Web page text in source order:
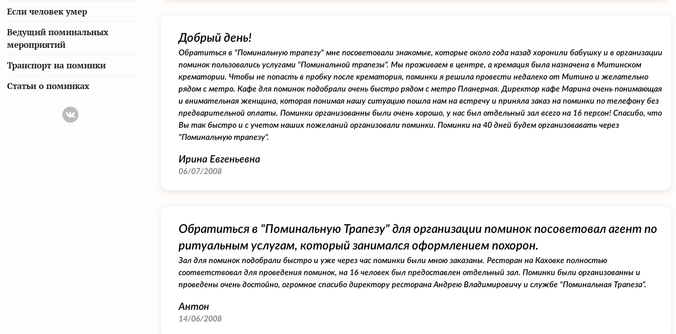
Если человек умер
Ведущий поминальных
мероприятий
Транспорт на поминки
Статьи о поминках
Добрый день!
Обратиться в "Поминальную трапезу" мне посоветовали знакомые, которые около года назад хоронили бабушку и в организации
поминок пользовались услугами "Поминальной трапезы". Мы проживаем в центре, а кремация была назначена в Митинском
крематории. Чтобы не попасть в пробку после крематория, поминки я решила провести недалеко от Митино и желательно
рядом с метро. Кафе для поминок подобрали очень быстро рядом с метро Планерная. Директор кафе Марина очень понимающая
и внимательная женщина, которая понимая нашу ситуацию пошла нам на встречу и приняла заказ на поминки по телефону без
предварительной оплаты. Поминки организованны были очень хорошо, у нас был отдельный зал всего на 16 персон! Спасибо, что
Вы так быстро и с учетом наших пожеланий организовали поминки. Поминки на 40 дней будем организовавать через
"Поминальную трапезу".
Ирина Евгеньевна
06/07/2008
Обратиться в "Поминальную Трапезу" для организации поминок посоветовал агент по
ритуальным услугам, который занимался оформлением похорон.
Зал для поминок подобрали быстро и уже через час поминки были мною заказаны. Ресторан на Каховке полностью
соответствовал для проведения поминок, на 16 человек был предоставлен отдельный зал. Поминки были организованны и
проведены очень достойно, огромное спасибо директору ресторана Андрею Владимировичу и службе "Поминальная Трапеза".
Антон
14/06/2008